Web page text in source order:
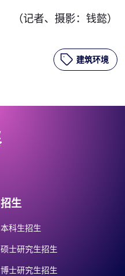
（记者、摄影：钱懿）
建筑环境
招生
本科生招生
硕士研究生招生
博士研究生招生